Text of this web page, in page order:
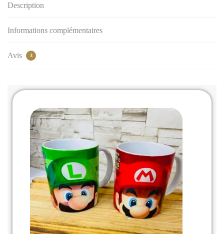
Description
Informations complémentaires
Avis 3